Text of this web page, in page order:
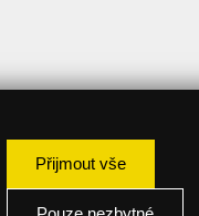
Přijmout vše